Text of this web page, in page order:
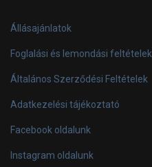
Állásajánlatok
Foglalási és lemondási feltételek
Általános Szerződési Feltételek
Adatkezelési tájékoztató
Facebook oldalunk
Instagram oldalunk